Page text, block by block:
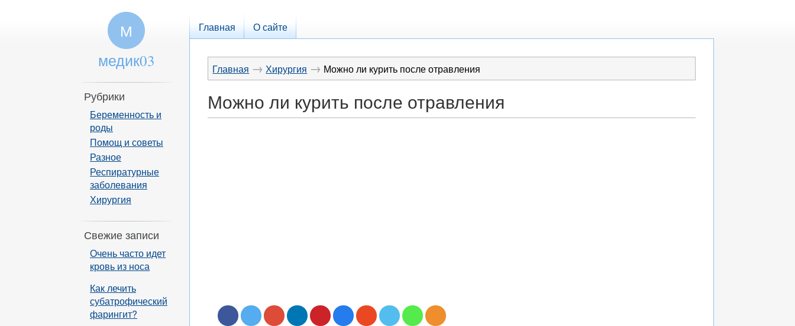
Главная О сайте
Главная → Хирургия → Можно ли курить после отравления
Можно ли курить после отравления
М
медик03
Рубрики
Беременность и
роды
Помощ и советы
Разное
Респиратурные
заболевания
Хирургия
Свежие записи
Очень часто идет
кровь из носа
Как лечить
субатрофический
фарингит?